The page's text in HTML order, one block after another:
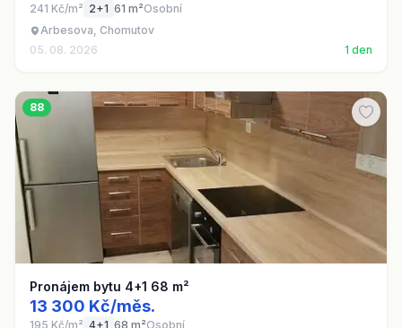
241 Kč/m² 2+1 61 m²Osobní
Arbesova, Chomutov
05. 08. 2026
1 den
88
Pronájem bytu 4+1 68 m²
13 300 Kč/měs.
195 Kč/m² 4+1 68 m²Osobní